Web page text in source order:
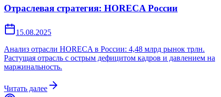
Отраслевая стратегия: HORECA России
15.08.2025
Анализ отрасли HORECA в России: 4,48 млрд рынок трлн.
Растущая отрасль с острым дефицитом кадров и давлением на
маржинальность.
Читать далее